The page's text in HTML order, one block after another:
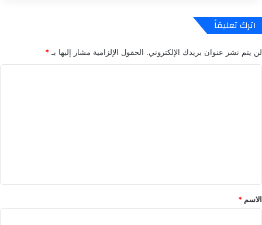
اترك تعليقاً
لن يتم نشر عنوان بريدك الإلكتروني. الحقول الإلزامية مشار إليها بـ *
*
الاسم *